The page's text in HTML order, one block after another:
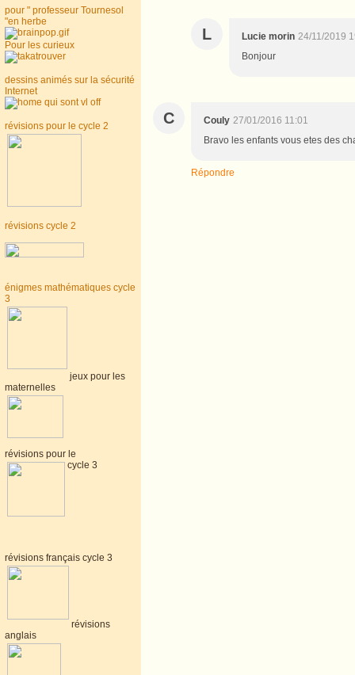
pour " professeur Tournesol
"en herbe
Pour les curieux
dessins animés sur la sécurité
Internet
révisions pour le cycle 2
révisions cycle 2
énigmes mathématiques cycle
3
jeux pour les
maternelles
révisions pour le
cycle 3
révisions français cycle 3
révisions
anglais
L Lucie morin 24/11/2019
Bonjour
C Couly 27/01/2016 11:01
Bravo les enfants vous etes des
Répondre